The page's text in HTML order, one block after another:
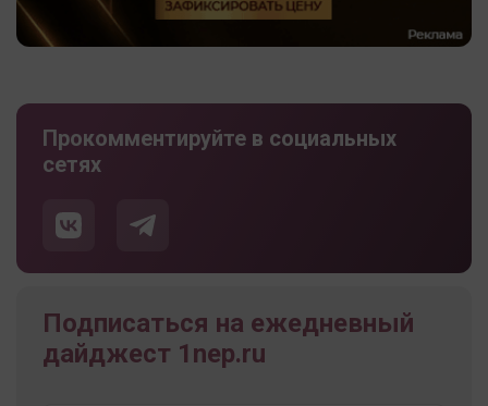
Прокомментируйте в социальных
сетях
Подписаться на ежедневный
дайджест 1nep.ru